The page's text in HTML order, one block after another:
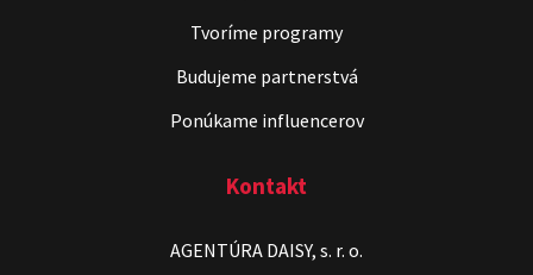
Tvoríme programy
Budujeme partnerstvá
Ponúkame influencerov
Kontakt
AGENTÚRA DAISY, s. r. o.